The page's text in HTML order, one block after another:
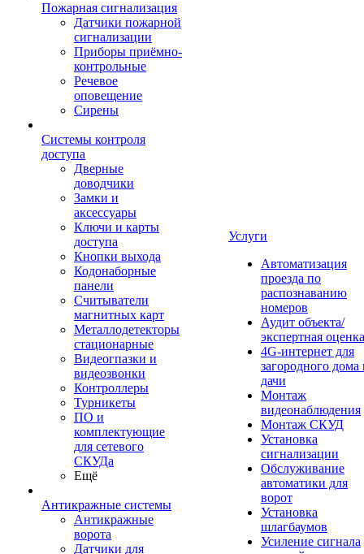
Пожарная сигнализация
Датчики пожарной
сигнализации
Приборы приёмно-
контрольные
Речевое
оповещение
Сирены
Системы контроля
доступа
Дверные
доводчики
Замки и
аксессуары
Ключи и карты
доступа
Кнопки выхода
Кодонаборные
панели
Считыватели
магнитных карт
Металлодетекторы
стационарные
Видеогпазки и
видеозвонки
Контроллеры
Турникеты
ПО и
комплектующие
для сетевого
СКУДа
Ещё
Антикражные системы
Антикражные
ворота
Датчики для
Услуги
Автоматизация
проезда по
распознаванию
номеров
Аудит объекта/
экспертная оценка
4G-интернет для
загородного дома
дачи
Монтаж
видеонаблюдения
Монтаж СКУД
Установка
сигнализации
Обслуживание
автоматики для
ворот
Установка
шлагбаумов
Усиление сигнала